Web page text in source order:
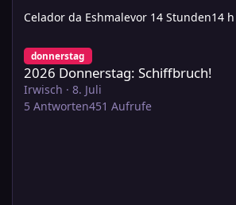
Celador da Eshmalevor 14 Stunden14 h
2026 Donnerstag: Schiffbruch!
donnerstag
2026 Donnerstag: Schiffbruch!
Irwisch · 8. Juli
5 Antworten451 Aufrufe